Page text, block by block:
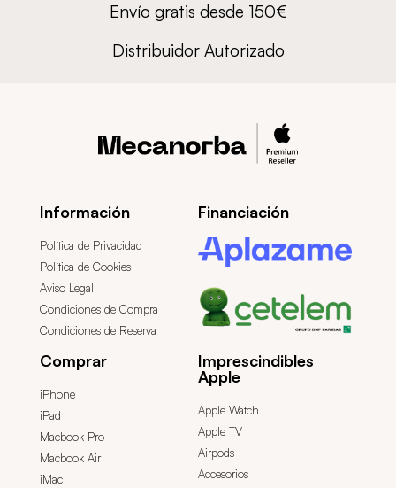
Envío gratis desde 150€
Distribuidor Autorizado
Información
Política de Privacidad
Política de Cookies
Aviso Legal
Condiciones de Compra
Condiciones de Reserva
Financiación
Comprar
iPhone
iPad
Macbook Pro
Macbook Air
iMac
Imprescindibles
Apple
Apple Watch
Apple TV
Airpods
Accesorios